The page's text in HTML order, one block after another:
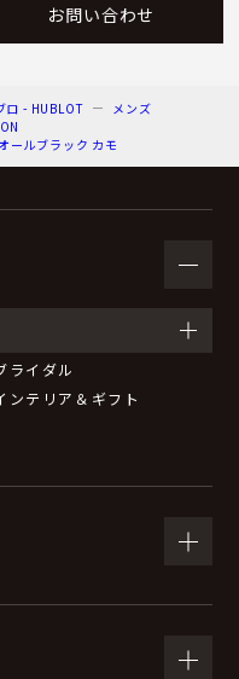
お問い合わせ
ロ - HUBLOT
メンズ
ールブラック カモ
ライダル
ンテリア＆ギフト